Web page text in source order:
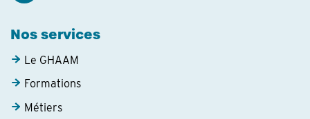
Nos services
Le GHAAM
Formations
Métiers